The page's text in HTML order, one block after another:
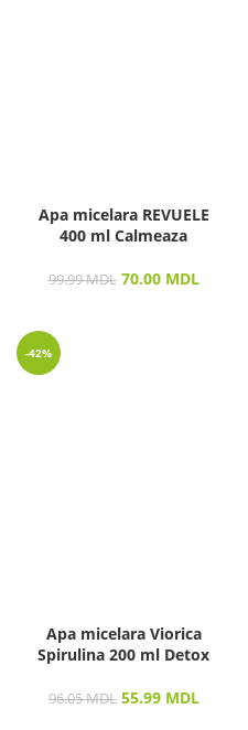
Apa micelara REVUELE
400 ml Calmeaza
99.99MDL 70.00 MDL
-42%
Apa micelara Viorica
Spirulina 200 ml Detox
96.05MDL 55.99 MDL